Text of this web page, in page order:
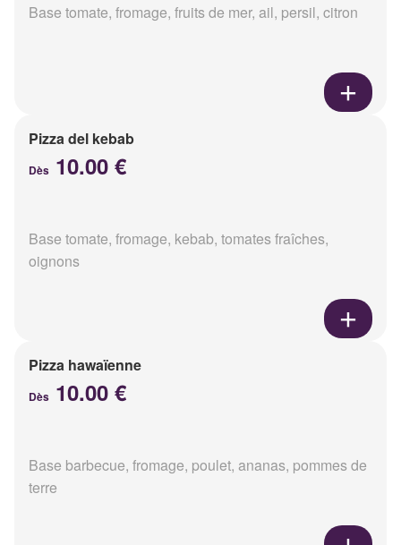
Base tomate, fromage, fruits de mer, ail, persil, citron
Pizza del kebab
Dès 10.00 €
Base tomate, fromage, kebab, tomates fraîches,
oignons
Pizza hawaïenne
Dès 10.00 €
Base barbecue, fromage, poulet, ananas, pommes de
terre